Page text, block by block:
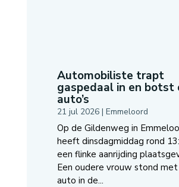
Automobiliste trapt
gaspedaal in en botst
auto’s
21 jul 2026| Emmeloord
Op de Gildenweg in
heeft dinsdagmiddag rond
een flinke aanrijding
Een oudere vrouw stond met
auto in de...